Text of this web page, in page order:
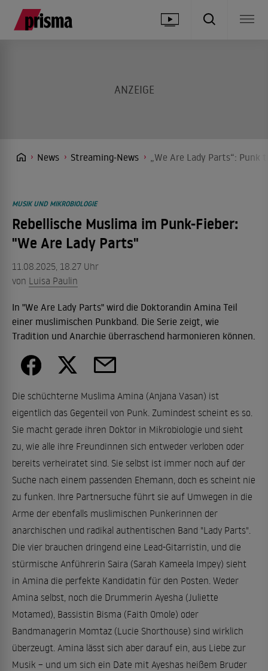
News Streaming-News „We Are Lady Parts“:
MUSIK UND MIKROBIOLOGIE
Rebellische Muslima im Punk-Fieber:
"We Are Lady Parts"
11.08.2025, 18.27 Uhr
von Luisa Paulin
In "We Are Lady Parts" wird die Doktorandin Amina Teil
einer muslimischen Punkband. Die Serie zeigt, wie
Tradition und Anarchie überraschend harmonieren können.
Die schüchterne Muslima Amina (Anjana Vasan) ist
eigentlich das Gegenteil von Punk. Zumindest scheint es so.
Sie macht gerade ihren Doktor in Mikrobiologie und sieht
zu, wie alle ihre Freundinnen sich entweder verloben oder
bereits verheiratet sind. Sie selbst ist immer noch auf der
Suche nach einem passenden Ehemann, doch es scheint nie
zu funken. Ihre Partnersuche führt sie auf Umwegen in die
Arme der ebenfalls muslimischen Punkerinnen der
anarchischen und radikal authentischen Band "Lady Parts".
Die vier brauchen dringend eine Lead-Gitarristin, und die
stürmische Anführerin Saira (Sarah Kameela Impey) sieht
in Amina die perfekte Kandidatin für den Posten. Weder
Amina selbst, noch die Drummerin Ayesha (Juliette
Motamed), Bassistin Bisma (Faith Omole) oder
Bandmanagerin Momtaz (Lucie Shorthouse) sind wirklich
überzeugt. Amina lässt sich aber darauf ein, aus Liebe zur
Musik – und um sich ein Date mit Ayeshas heißem Bruder